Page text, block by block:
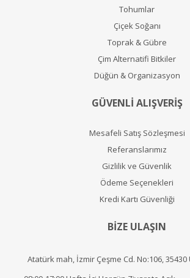
Tohumlar
Çiçek Soğanı
Toprak & Gübre
Çim Alternatifi Bitkiler
Düğün & Organizasyon
GÜVENLİ ALIŞVERİŞ
Mesafeli Satış Sözleşmesi
Referanslarımız
Gizlilik ve Güvenlik
Ödeme Seçenekleri
Kredi Kartı Güvenliği
BİZE ULAŞIN
Atatürk mah, İzmir Çeşme Cd. No:106,